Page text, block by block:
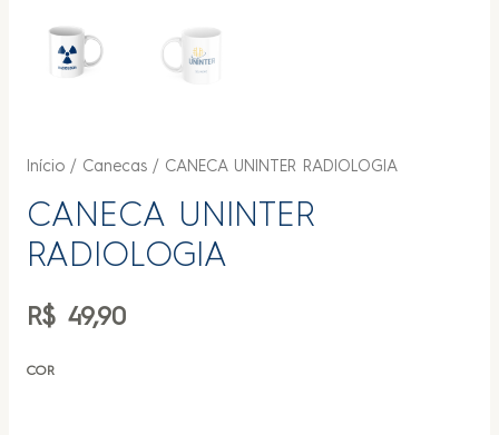
Início/ Canecas/ CANECA UNINTER RADIOLOGIA
CANECA UNINTER
RADIOLOGIA
R$49,90
COR